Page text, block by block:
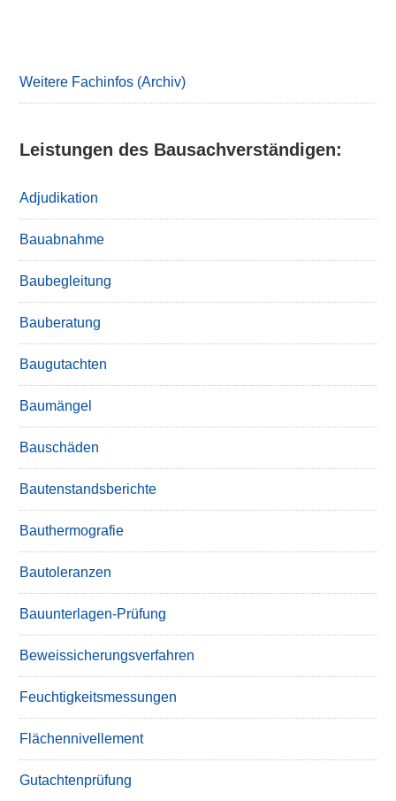
Weitere Fachinfos (Archiv)
Leistungen des Bausachverständigen:
Adjudikation
Bauabnahme
Baubegleitung
Bauberatung
Baugutachten
Baumängel
Bauschäden
Bautenstandsberichte
Bauthermografie
Bautoleranzen
Bauunterlagen-Prüfung
Beweissicherungsverfahren
Feuchtigkeitsmessungen
Flächennivellement
Gutachtenprüfung